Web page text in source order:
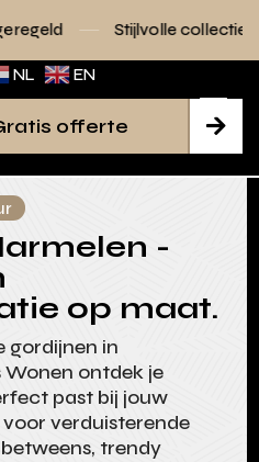
collecties voor elk
NL EN

offerte
-
op maat.
gordijnen in
Wonen ontdek je
past bij jouw
verduisterende
trendy